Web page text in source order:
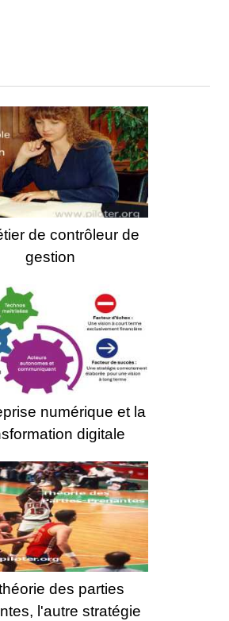
de contrôleur de
gestion
numérique et la
digitale
des parties
l'autre stratégie